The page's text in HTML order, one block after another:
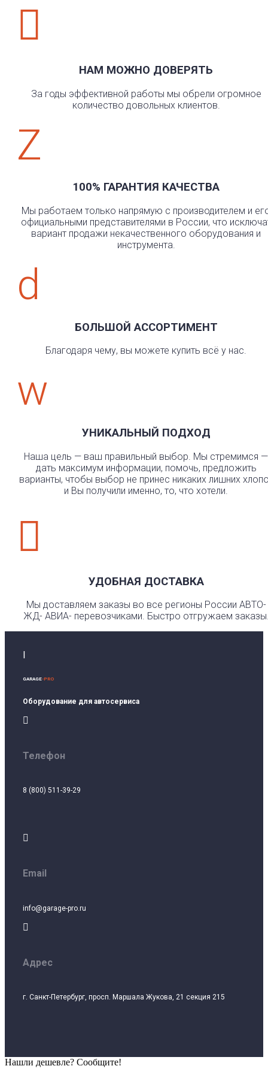

НАМ МОЖНО ДОВЕРЯТЬ
За годы эффективной работы мы обрели огромное
количество довольных клиентов.
Z
100% ГАРАНТИЯ КАЧЕСТВА
Мы работаем только напрямую с производителем и
официальными представителями в России, что
вариант продажи некачественного оборудования и
инструмента.
d
БОЛЬШОЙ АССОРТИМЕНТ
Благодаря чему, вы можете купить всё у нас.
w
УНИКАЛЬНЫЙ ПОДХОД
Наша цель — ваш правильный выбор. Мы стремимся —
дать максимум информации, помочь, предложить
варианты, чтобы выбор не принес никаких лишних
и Вы получили именно, то, что хотели.

УДОБНАЯ ДОСТАВКА
Мы доставляем заказы во все регионы России АВТО-
ЖД- АВИА- перевозчиками. Быстро отгружаем
GARAGE-PRO
Оборудование для автосервиса

Телефон
8 (800) 511-39-29

Email
info@garage-pro.ru

Адрес
г. Санкт-Петербург, просп. Маршала Жукова, 21 секция 215
Нашли дешевле? Сообщите!